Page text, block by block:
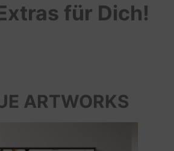
für Dich!
ARTWORKS